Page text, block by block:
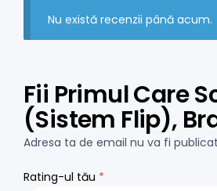
Nu există recenzii până acum.
Fii Primul Care
(Sistem Flip),
Adresa ta de email nu va fi
Rating-ul tău *